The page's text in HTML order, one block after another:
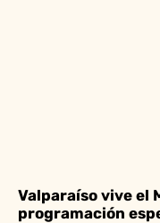
Valparaíso vive el
programación